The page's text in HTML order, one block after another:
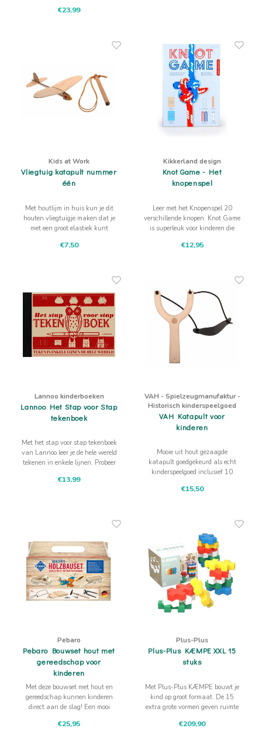
want dit is lekker bezig zijn met je
€23,99
Kids at Work
Vliegtuig katapult nummer
één
Met houtlijm in huis kun je dit
houten vliegtuigje maken dat je
met een groot elastiek kunt
gaat vliegen!
€7,50
Kikkerland design
Knot Game - Het
knopenspel
Leer met het Knopenspel 20
verschillende knopen. Knot Game
is superleuk voor kinderen die
touwtjes spelen en knopen willen
€12,95
Lannoo kinderboeken
Lannoo Het Stap voor Stap
tekenboek
Met het stap voor stap tekenboek
van Lannoo leer je de hele wereld
tekenen in enkele lijnen. Probeer
€13,99
VAH - Spielzeugmanufaktur -
Historisch kinderspeelgoed
VAH Katapult voor
kinderen
Mooie uit hout gezaagde
katapult goedgekeurd als echt
kinderspeelgoed inclusief 10
€15,50
Pebaro
Pebaro Bouwset hout met
gereedschap voor
kinderen
Met deze bouwset met hout en
gereedschap kunnen kinderen
direct aan de slag! Een mooi
€25,95
Plus-Plus
Plus-Plus KÆMPE XXL 15
stuks
Met Plus-Plus KÆMPE bouwt je
kind op groot formaat. De 15
extra grote vormen geven ruimte
opnieuw te proberen.
€209,90